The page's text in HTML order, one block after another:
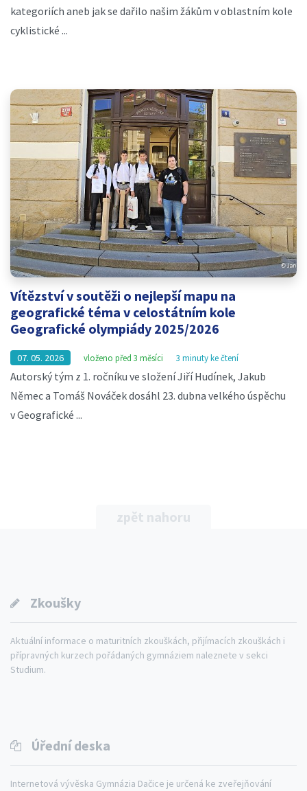
kategoriích aneb jak se dařilo našim žákům v oblastním kole
cyklistické ...
Vítězství v soutěži o nejlepší mapu na
geografické téma v celostátním kole
Geografické olympiády 2025/2026
07. 05. 2026 vloženo před 3 měsíci 3 minuty ke čtení
Autorský tým z 1. ročníku ve složení Jiří Hudínek, Jakub
Němec a Tomáš Nováček dosáhl 23. dubna velkého úspěchu
v Geografické ...
zpět nahoru
Zkoušky
Aktuální informace o maturitních zkouškách, přijímacích zkouškách i
přípravných kurzech pořádaných gymnáziem naleznete v sekci
Studium.
Úřední deska
Internetová vývěska Gymnázia Dačice je určená ke zveřejňování